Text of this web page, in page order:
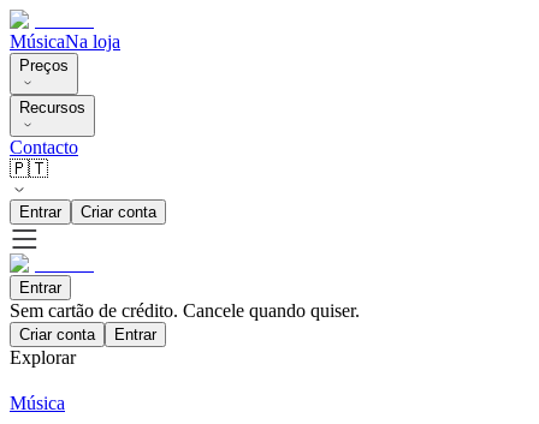
MúsicaNa loja
Preços
Recursos
Contacto
🇵🇹
Entrar Criar conta
Entrar
Sem cartão de crédito. Cancele quando quiser.
Criar conta Entrar
Explorar
Música